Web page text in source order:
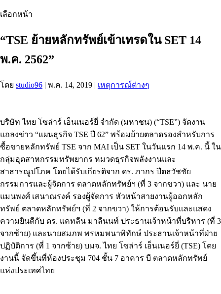
เลือกหน้า
“TSE ย้ายหลักทรัพย์เข้าเทรดใน SET 14
พ.ค. 2562”
โดย studio96 | พ.ค. 14, 2019 | เหตุการณ์ต่างๆ
บริษัท ไทย โซล่าร์ เอ็นเนอร์ยี่ จำกัด (มหาชน) (“TSE”) จัดงาน
แถลงข่าว “แผนธุรกิจ TSE ปี 62” พร้อมย้ายตลาดรองสำหรับการ
ซื้อขายหลักทรัพย์ TSE จาก MAI เป็น SET ในวันแรก 14 พ.ค. นี้ ใน
กลุ่มอุตสาหกรรมทรัพยากร หมวดธุรกิจพลังงานและ
สาธารณูปโภค โดยได้รับเกียรติจาก ดร. ภากร ปีตธวัชชัย
กรรมการและผู้จัดการ ตลาดหลักทรัพย์ฯ (ที่ 3 จากขวา) และ นาย
แมนพงศ์ เสนาณรงค์ รองผู้จัดการ หัวหน้าสายงานผู้ออกหลัก
ทรัพย์ ตลาดหลักทรัพย์ฯ (ที่ 2 จากขวา) ให้การต้อนรับและแสดง
ความยินดีกับ ดร. แคทลีน มาลีนนท์ ประธานเจ้าหน้าที่บริหาร (ที่ 3
จากซ้าย) และนายสมภพ พรหมพนาพิทักษ์ ประธานเจ้าหน้าที่ฝ่าย
ปฏิบัติการ (ที่ 1 จากซ้าย) บมจ. ไทย โซล่าร์ เอ็นเนอร์ยี่ (TSE) โดย
งานนี้ จัดขึ้นที่ห้องประชุม 704 ชั้น 7 อาคาร บี ตลาดหลักทรัพย์
แห่งประเทศไทย